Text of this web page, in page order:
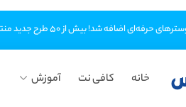
حرفه‌ای اضافه شد! بیش از ۵۰ طرح جدید منتظر شماست
خانه کافی نت آموزش